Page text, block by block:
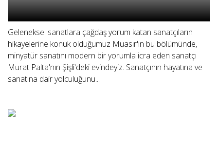
Geleneksel sanatlara çağdaş yorum katan sanatçıların
hikayelerine konuk olduğumuz Muasır'ın bu bölümünde,
minyatür sanatını modern bir yorumla icra eden sanatçı
Murat Palta'nın Şişli'deki evindeyiz. Sanatçının hayatına ve
sanatına dair yolculuğunu...